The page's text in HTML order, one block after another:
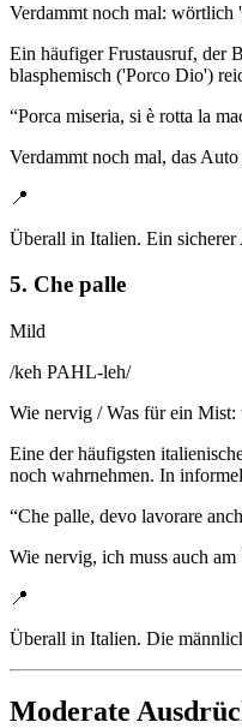
Verdammt noch mal: wörtlich
Ein häufiger Frustausruf, der
blasphemisch ('Porco Dio')
“Porca miseria, si è rotta la
Verdammt noch mal, das
📍
Überall in Italien. Ein
5. Che palle
Mild
/keh PAHL-leh/
Wie nervig / Was für ein
Eine der häufigsten
noch wahrnehmen. In
“Che palle, devo lavorare
Wie nervig, ich muss auch am
📍
Überall in Italien. Die
Moderate